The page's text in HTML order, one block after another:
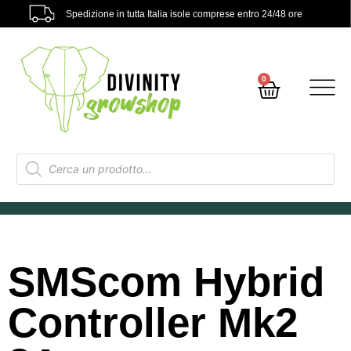
Spedizione in tutta Italia isole comprese entro 24/48 ore
0
SMScom Hybrid
Controller Mk2